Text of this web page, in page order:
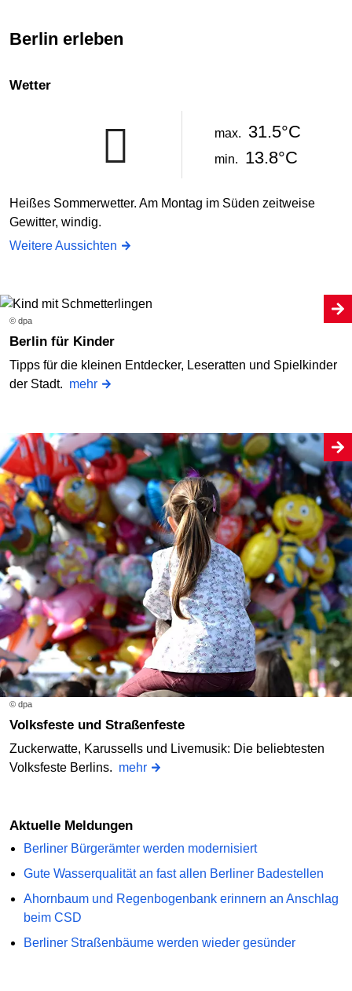
Berlin erleben
Wetter
max. 31.5°C
min. 13.8°C
Heißes Sommerwetter. Am Montag im Süden zeitweise
Gewitter, windig.
Weitere Aussichten
© dpa
Berlin für Kinder
Tipps für die kleinen Entdecker, Leseratten und Spielkinder
der Stadt. mehr
© dpa
Volksfeste und Straßenfeste
Zuckerwatte, Karussells und Livemusik: Die beliebtesten
Volksfeste Berlins. mehr
Aktuelle Meldungen
Berliner Bürgerämter werden modernisiert
Gute Wasserqualität an fast allen Berliner Badestellen
Ahornbaum und Regenbogenbank erinnern an Anschlag
beim CSD
Berliner Straßenbäume werden wieder gesünder